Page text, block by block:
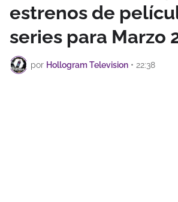
estrenos de
series para Marzo
por Hollogram Television • 22:38